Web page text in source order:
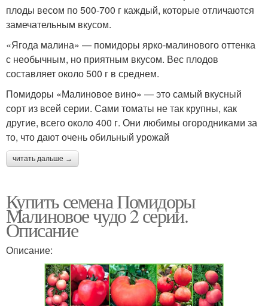
плоды весом по 500-700 г каждый, которые отличаются
замечательным вкусом.
«Ягода малина» — помидоры ярко-малинового оттенка
с необычным, но приятным вкусом. Вес плодов
составляет около 500 г в среднем.
Помидоры «Малиновое вино» — это самый вкусный
сорт из всей серии. Сами томаты не так крупны, как
другие, всего около 400 г. Они любимы огородниками за
то, что дают очень обильный урожай
читать дальше →
Купить семена Помидоры
Малиновое чудо 2 серии.
Описание
Описание: